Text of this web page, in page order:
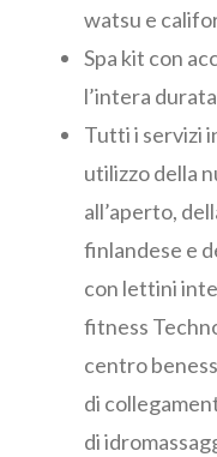
watsu e
Spa kit con
l’intera
Tutti i servizi
utilizzo della
all’aperto,
finlandese e
con lettini
fitness
centro
di
di